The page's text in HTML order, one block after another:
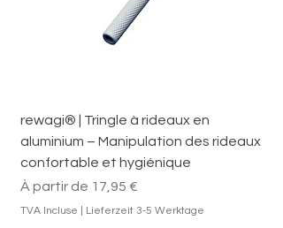
rewagi® | Tringle à rideaux en
aluminium – Manipulation des rideaux
confortable et hygiénique
À partir de 17,95 €
Prix promotionnel
TVA Incluse Lieferzeit 3-5 Werktage